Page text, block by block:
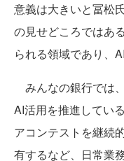
意義は大きいと冨松
の見せどころではあ
られる領域であり、
みんなの銀行では
AI活用を推進してい
アコンテストを継続
有するなど、日常業